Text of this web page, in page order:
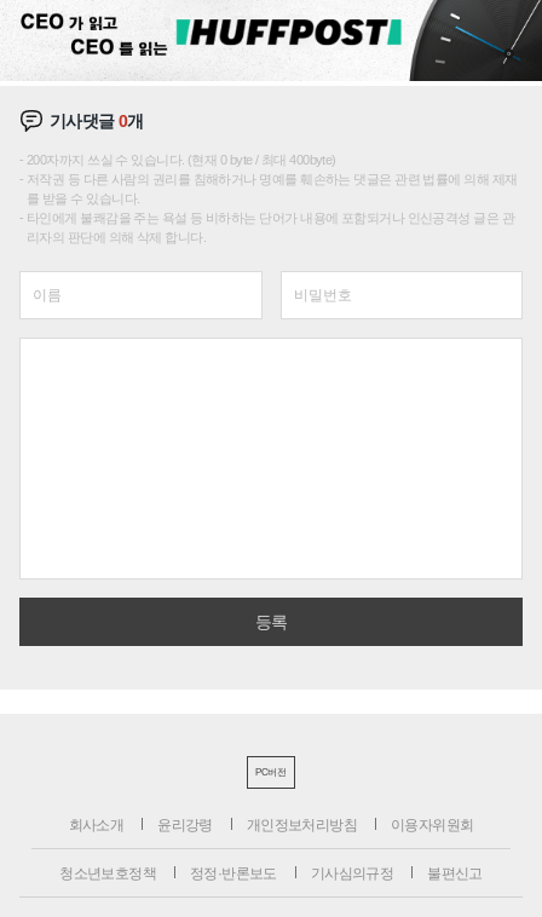
기사댓글0개
200자까지 쓰실 수 있습니다. (현재 0 byte / 최대 400byte)
저작권 등 다른 사람의 권리를 침해하거나 명예를 훼손하는 댓글은 관련 법률에 의해 제재
를 받을 수 있습니다.
타인에게 불쾌감을 주는 욕설 등 비하하는 단어가 내용에 포함되거나 인신공격성 글은 관
리자의 판단에 의해 삭제 합니다.
PC버전
회사소개 윤리강령 개인정보처리방침 이용자위원회
청소년보호정책 정정·반론보도 기사심의규정 불편신고